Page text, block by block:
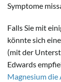
Symptome
Falls Sie mit
könnte sich
(mit der
Edwards
Magnesium die